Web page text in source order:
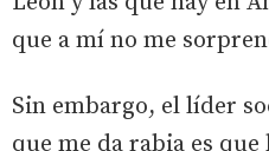
que a mí no me
Sin embargo, el líder
que me da rabia es que